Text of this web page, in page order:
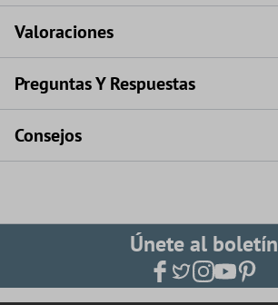
Valoraciones
Preguntas Y Respuestas
Consejos
Únete al boletín